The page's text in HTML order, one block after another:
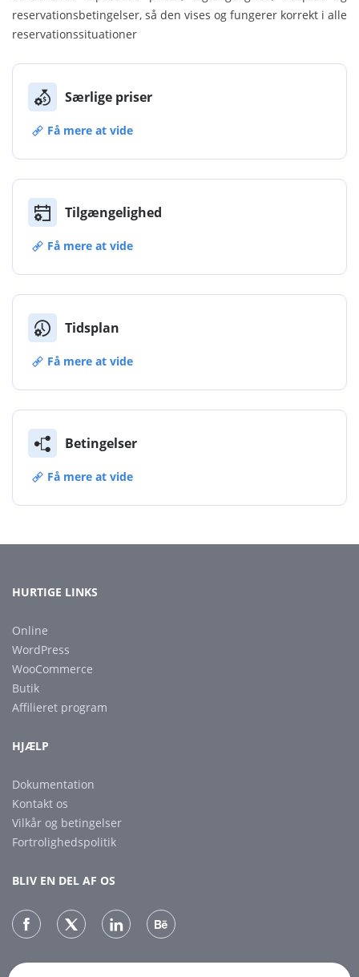
reservationsbetingelser, så den vises og fungerer korrekt i alle
reservationssituationer
Særlige priser
Få mere at vide
Tilgængelighed
Få mere at vide
Tidsplan
Få mere at vide
Betingelser
Få mere at vide
HURTIGE LINKS
Online
WordPress
WooCommerce
Butik
Affilieret program
HJÆLP
Dokumentation
Kontakt os
Vilkår og betingelser
Fortrolighedspolitik
BLIV EN DEL AF OS